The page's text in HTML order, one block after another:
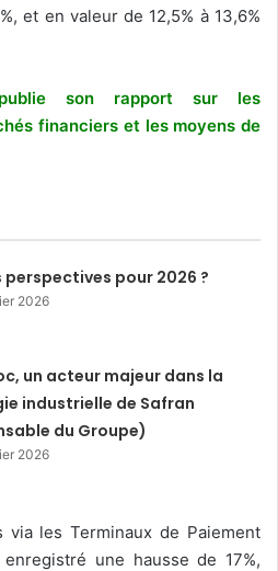
et en valeur de 12,5% à 13,6%
son rapport sur les
financiers et les moyens de
perspectives pour 2026 ?
2026
un acteur majeur dans la
industrielle de Safran
du Groupe)
2026
via les Terminaux de Paiement
une hausse de 17%,